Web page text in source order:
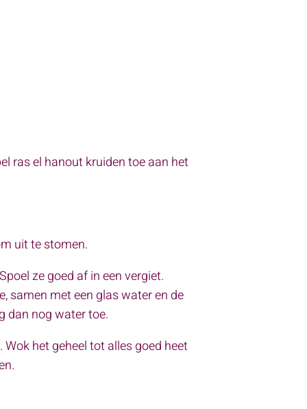
ras el hanout kruiden toe aan het
uit te stomen.
ze goed af in een vergiet.
samen met een glas water en de
dan nog water toe.
het geheel tot alles goed heet